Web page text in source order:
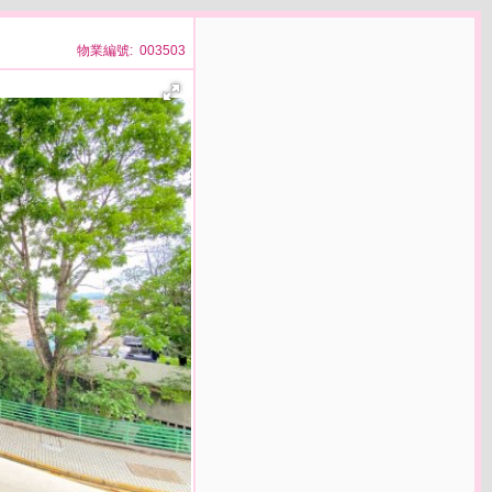
物業編號: 003503